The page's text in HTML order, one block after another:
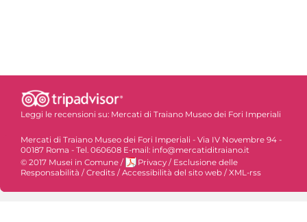
Leggi le recensioni su: Mercati di Traiano Museo dei Fori Imperiali
Mercati di Traiano Museo dei Fori Imperiali - Via IV Novembre 94 -
00187 Roma - Tel. 060608 E-mail: info@mercatiditraiano.it
© 2017 Musei in Comune / Privacy / Esclusione delle
Responsabilità /Credits /Accessibilità del sito web /XML-rss